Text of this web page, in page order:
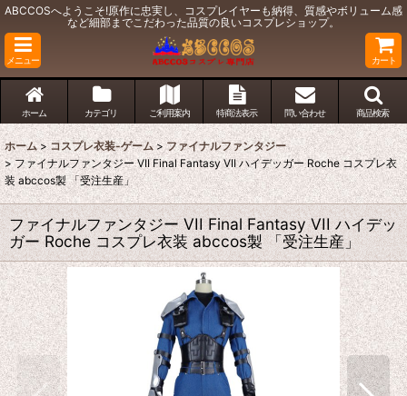
ABCCOSへようこそ!原作に忠実し、コスプレイヤーも納得、質感やボリューム感
など細部までこだわった品質の良いコスプレショップ。
メニュー カート
ホーム カテゴリ ご利用案内 特商法表示 問い合わせ 商品検索
ホーム > コスプレ衣装-ゲーム > ファイナルファンタジー
> ファイナルファンタジー VII Final Fantasy VII ハイデッガー Roche コスプレ衣
装 abccos製 「受注生産」
ファイナルファンタジー VII Final Fantasy VII ハイデッ
ガー Roche コスプレ衣装 abccos製 「受注生産」